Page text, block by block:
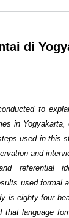
di
to
in Yogyakarta,
used in this
and
referential
used formal
is eighty-four
that language